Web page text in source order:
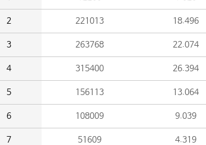
2 221013 18.496
3 263768 22.074
4 315400 26.394
5 156113 13.064
6 108009 9.039
7 51609 4.319